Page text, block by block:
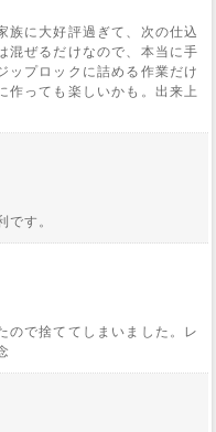
族に大好評過ぎて、次の仕込
混ぜるだけなので、本当に手
ップロックに詰める作業だけ
作っても楽しいかも。出来上
です。
ので捨ててしまいました。レ